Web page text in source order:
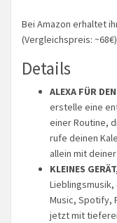
Bei Amazon erhaltet
(Vergleichspreis: ~68€)
Details
ALEXA FÜR
erstelle eine
einer Routine,
rufe deinen
allein mit
KLEINES
Lieblingsmusik,
Music, Spotify,
jetzt mit